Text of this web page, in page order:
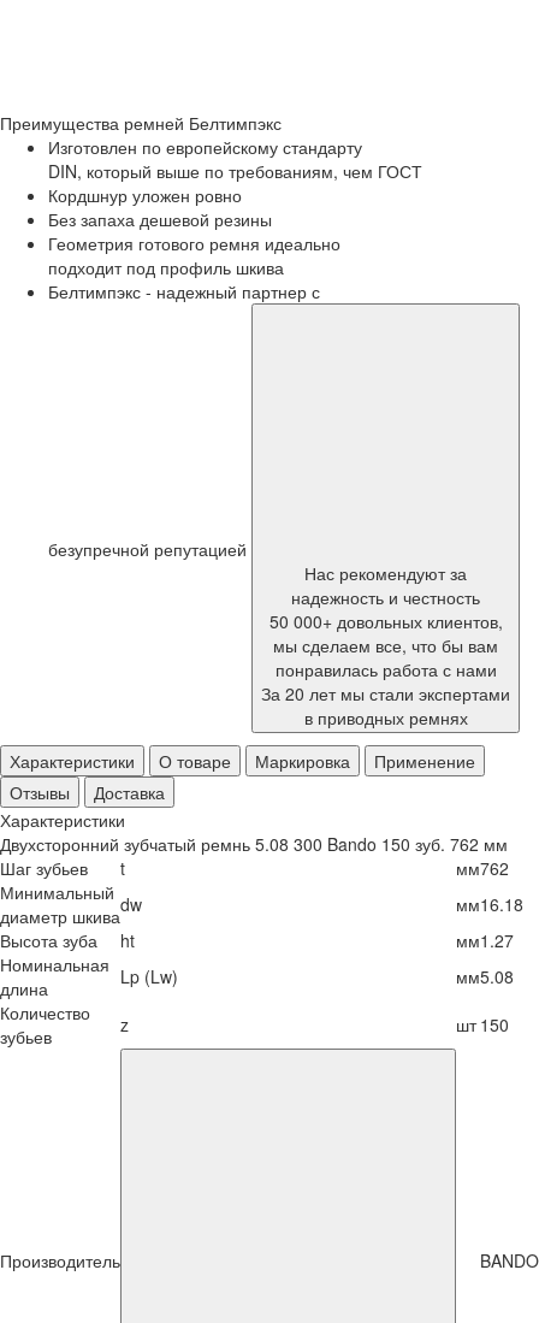
Преимущества ремней Белтимпэкс
Изготовлен по европейскому стандарту
DIN, который выше по требованиям, чем ГОСТ
Кордшнур уложен ровно
Без запаха дешевой резины
Геометрия готового ремня идеально
подходит под профиль шкива
Белтимпэкс - надежный партнер с
безупречной репутацией
Нас рекомендуют за
надежность и честность
50 000+ довольных клиентов,
мы сделаем все, что бы вам
понравилась работа с нами
За 20 лет мы стали экспертами
в приводных ремнях
Характеристики
О товаре Маркировка
Применение
Отзывы
Доставка
Характеристики
Двухсторонний зубчатый ремнь 5.08 300 Bando 150 зуб. 762 мм
Шаг зубьев
t мм762
Минимальный
диаметр шкиваdw мм16.18
Высота зуба
ht мм1.27
Номинальная
длина
Lp (Lw) мм5.08
Количество
зубьев
z шт 150
Производитель BANDO